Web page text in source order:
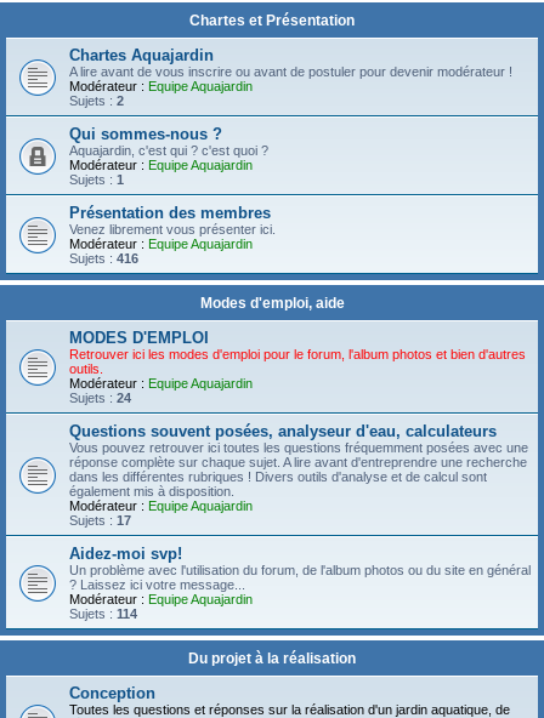
Chartes et Présentation
Chartes Aquajardin
A lire avant de vous inscrire ou avant de postuler pour devenir modérateur !
Modérateur : Equipe Aquajardin
Sujets : 2
Qui sommes-nous ?
Aquajardin, c'est qui ? c'est quoi ?
Modérateur : Equipe Aquajardin
Sujets : 1
Présentation des membres
Venez librement vous présenter ici.
Modérateur : Equipe Aquajardin
Sujets : 416
Modes d'emploi, aide
MODES D'EMPLOI
Retrouver ici les modes d'emploi pour le forum, l'album photos et bien d'autres
outils.
Modérateur : Equipe Aquajardin
Sujets : 24
Questions souvent posées, analyseur d'eau, calculateurs
Vous pouvez retrouver ici toutes les questions fréquemment posées avec une
réponse complète sur chaque sujet. A lire avant d'entreprendre une recherche
dans les différentes rubriques ! Divers outils d'analyse et de calcul sont
également mis à disposition.
Modérateur : Equipe Aquajardin
Sujets : 17
Aidez-moi svp!
Un problème avec l'utilisation du forum, de l'album photos ou du site en général
? Laissez ici votre message...
Modérateur : Equipe Aquajardin
Sujets : 114
Du projet à la réalisation
Conception
Toutes les questions et réponses sur la réalisation d'un jardin aquatique, de